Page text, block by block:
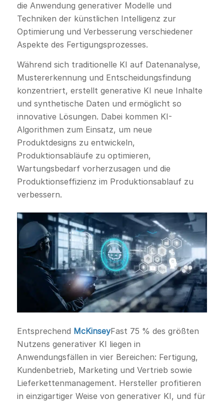
die Anwendung generativer Modelle und
Techniken der künstlichen Intelligenz zur
Optimierung und Verbesserung verschiedener
Aspekte des Fertigungsprozesses.
Während sich traditionelle KI auf Datenanalyse,
Mustererkennung und Entscheidungsfindung
konzentriert, erstellt generative KI neue Inhalte
und synthetische Daten und ermöglicht so
innovative Lösungen. Dabei kommen KI-
Algorithmen zum Einsatz, um neue
Produktdesigns zu entwickeln,
Produktionsabläufe zu optimieren,
Wartungsbedarf vorherzusagen und die
Produktionseffizienz im Produktionsablauf zu
verbessern.
Entsprechend McKinseyFast 75 % des größten
Nutzens generativer KI liegen in
Anwendungsfällen in vier Bereichen: Fertigung,
Kundenbetrieb, Marketing und Vertrieb sowie
Lieferkettenmanagement. Hersteller profitieren
in einzigartiger Weise von generativer KI, und für